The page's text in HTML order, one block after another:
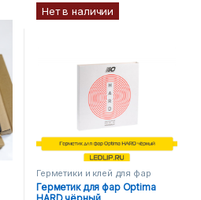
Нет в наличии
Герметики и клей для фар
Герметик для фар Optima